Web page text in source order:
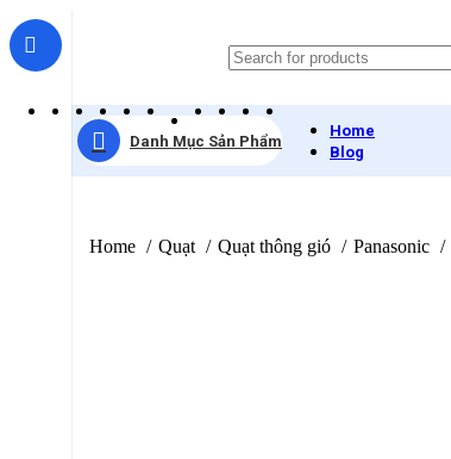
Danh Mục Sản Phẩm
Home
Blog
Home Quạt Quạt thông gió Panasonic